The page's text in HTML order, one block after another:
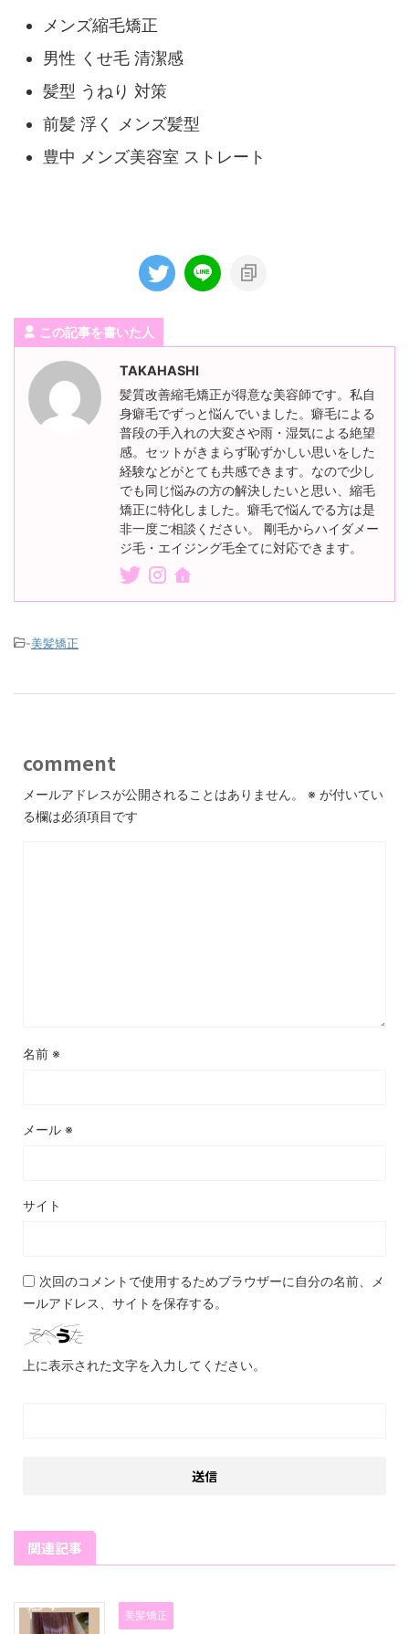
メンズ縮毛矯正
男性 くせ毛 清潔感
髪型 うねり 対策
前髪 浮く メンズ髪型
豊中 メンズ美容室 ストレート
この記事を書いた人
TAKAHASHI
髪質改善縮毛矯正が得意な美容師です。私自
身癖毛でずっと悩んでいました。癖毛による
普段の手入れの大変さや雨・湿気による絶望
感。セットがきまらず恥ずかしい思いをした
経験などがとても共感できます。なので少し
でも同じ悩みの方の解決したいと思い、縮毛
矯正に特化しました。癖毛で悩んでる方は是
非一度ご相談ください。 剛毛からハイダメー
ジ毛・エイジング毛全てに対応できます。
-美髪矯正
comment
メールアドレスが公開されることはありません。 ※ が付いてい
る欄は必須項目です
名前 ※
メール ※
サイト
次回のコメントで使用するためブラウザーに自分の名前、メ
ールアドレス、サイトを保存する。
上に表示された文字を入力してください。
関連記事
美髪矯正